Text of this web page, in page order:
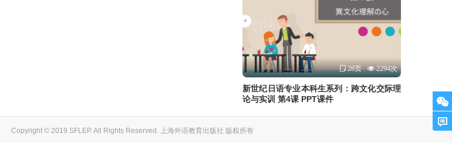
28页 2294次
新世纪日语专业本科生系列：跨文化交际理
论与实训 第4课 PPT课件
Copyright © 2019 SFLEP. All Rights Reserved. 上海外语教育出版社 版权所有